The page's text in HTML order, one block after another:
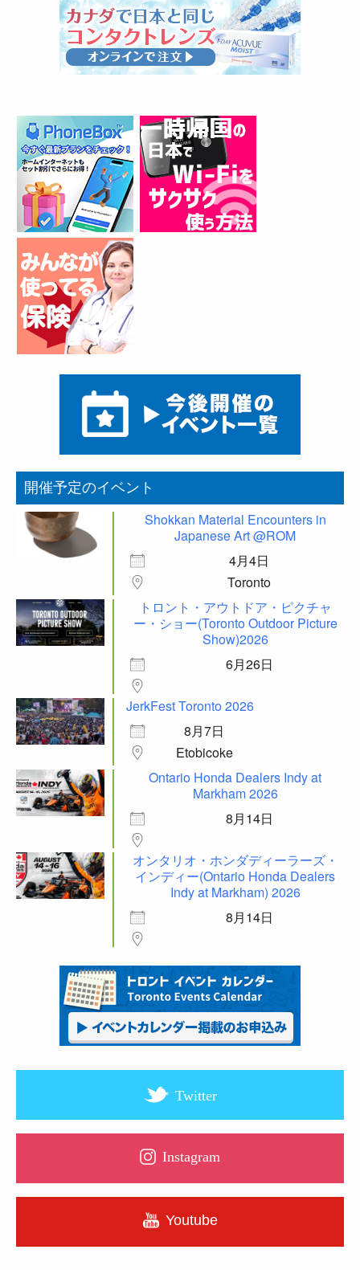
開催予定のイベント
Shokkan Material Encounters in
Japanese Art @ROM
4月4日
Toronto
トロント・アウトドア・ピクチャ
ー・ショー(Toronto Outdoor Picture
Show)2026
6月26日
JerkFest Toronto 2026
8月7日
Etobicoke
Ontario Honda Dealers Indy at
Markham 2026
8月14日
オンタリオ・ホンダディーラーズ・
インディー(Ontario Honda Dealers
Indy at Markham) 2026
8月14日
Twitter
Instagram
Youtube